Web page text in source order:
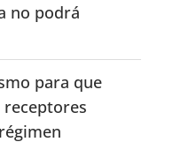
no podrá
para que